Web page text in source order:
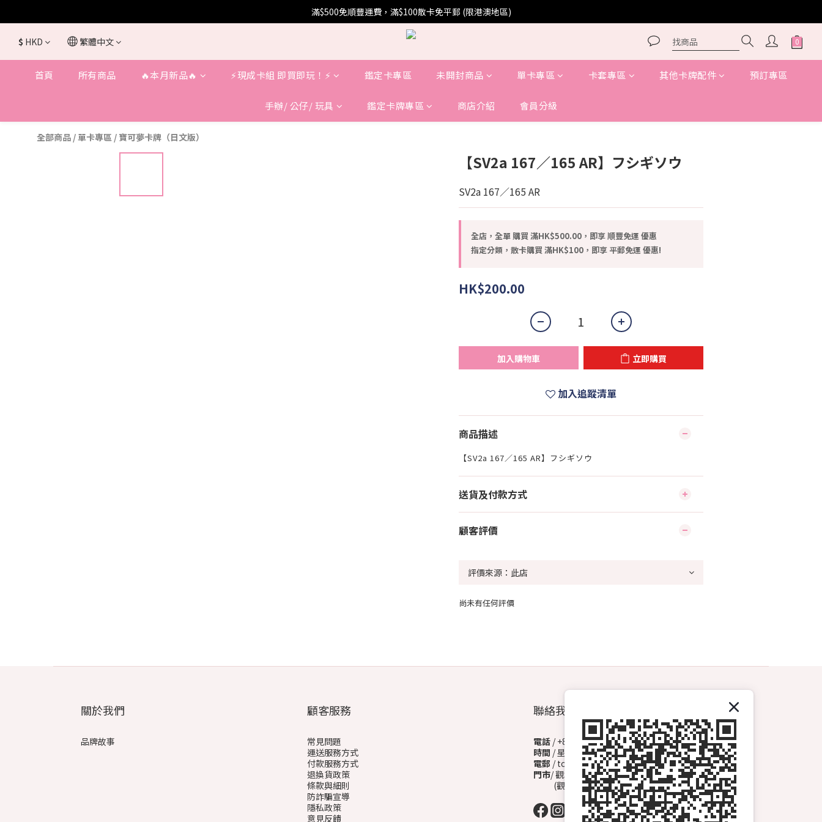
滿$500免順豐運費，滿$100散卡免平郵 (限港澳地區)
$ HKD 繁體中文
首頁 所有商品 🔥本月新品🔥 ⚡️現成卡組 即買即玩！⚡️ 鑑定卡專區 未開封商品 單卡專區 卡套專區 其他卡牌配件 預訂專區
手辦/ 公仔/ 玩具 鑑定卡牌專區 商店介紹 會員分級
全部商品 /單卡專區 / 寶可夢卡牌（日文版）
【SV2a 167／165 AR】フシギソウ
SV2a 167／165 AR
全店，全單 購買 滿HK$500.00，即享 順豐免運 優惠
指定分類，散卡購買 滿HK$100，即享 平郵免運 優惠!
HK$200.00
加入購物車 立即購買
加入追蹤清單
商品描述
【SV2a 167／165 AR】フシギソウ
送貨及付款方式
顧客評價
尚未有任何評價
關於我們
品牌故事
顧客服務
常見問題
運送服務方式
付款服務方式
退換貨政策
條款與細則
防詐騙宣導
隱私政策
意見反饋
聯絡我們
電話 / +852 6572 3153（Whatsapp）
時間 / 星期一至日 13:00-00:00
電郵 / topdrawhkcs@gmail.com
門市/ 觀塘開源道72號溢財中心地下A2舖
(觀塘B1出口, 轉右天橋底)